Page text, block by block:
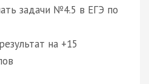
задачи №4.5 в ЕГЭ по
на +15